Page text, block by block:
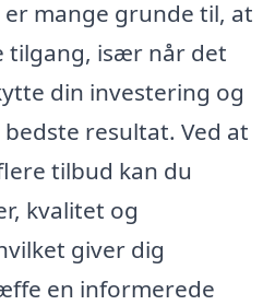
mange grunde til, at
tilgang, især når det
din investering og
resultat. Ved at
tilbud kan du
kvalitet og
giver dig
en informerede